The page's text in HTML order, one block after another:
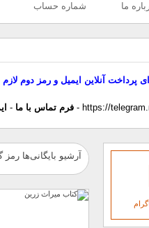
ما شماره حساب
پرداخت آنلاین ایمیل و رمز دوم
https://
- فرم تماس با ما -
آرشیو بایگانی‌ها